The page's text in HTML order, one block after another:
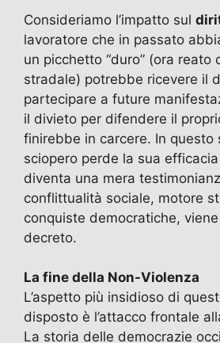
Consideriamo l’impatto sul
lavoratore che in passato
un picchetto “duro” (ora reato
stradale) potrebbe ricevere il
partecipare a future
il divieto per difendere il
finirebbe in carcere. In questo
sciopero perde la sua
diventa una mera
conflittualità sociale, motore
conquiste democratiche,
decreto.
La fine della Non-Violenza
L’aspetto più insidioso di
disposto è l’attacco frontale
La storia delle democrazie